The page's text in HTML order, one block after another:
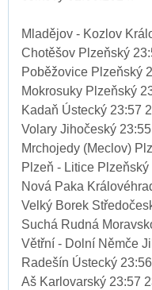
Mladějov - Kozlov
Chotěšov Plzeňský
Poběžovice Plzeňský
Mokrosuky Plzeňský
Kadaň Ústecký 23:57
Volary Jihočeský
Mrchojedy (Meclov)
Plzeň - Litice
Nová Paka
Velký Borek
Suchá Rudná
Větřní - Dolní Němče
Radešín Ústecký
Aš Karlovarský 23:57